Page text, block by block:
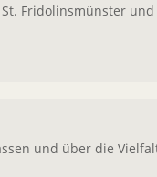
Fridolinsmünster
und über die